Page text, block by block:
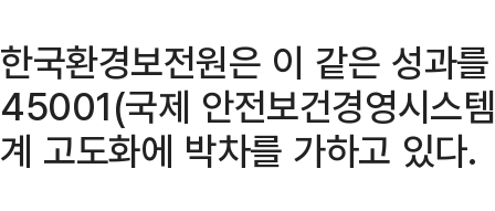
한국환경보전원은 이 같은 성과
45001(국제 안전보건경영시스
계 고도화에 박차를 가하고 있다.